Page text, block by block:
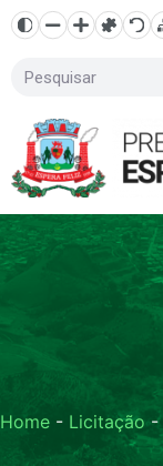
Home - Licitação-